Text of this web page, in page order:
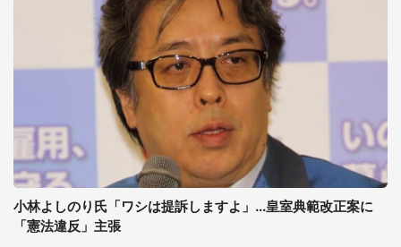
小林よしのり氏「ワシは提訴しますよ」...皇室典範改正案に
「憲法違反」主張